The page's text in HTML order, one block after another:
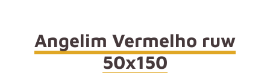
Angelim Vermelho ruw
50x150